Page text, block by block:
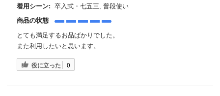
着用シーン: 卒入式・七五三, 普段使い
商品の状態
とても満足するお品ばかりでした。
また利用したいと思います。
役に立った 0